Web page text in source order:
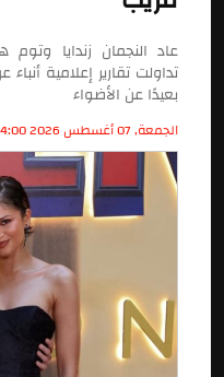
عاد النجمان زندايا وتوم
تداولت تقارير إعلامية
بعيدًا عن الأضواء
الجمعة, 07 أغسطس 2026 04:00 م